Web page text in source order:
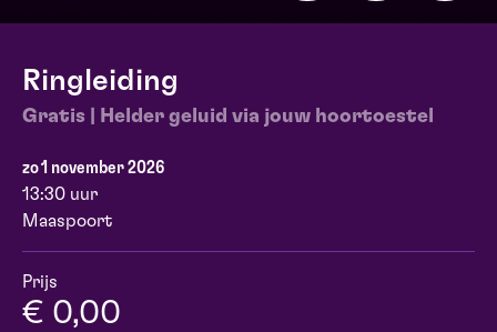
Ringleiding
Gratis | Helder geluid via jouw hoortoestel
zo 1 november 2026
13:30 uur
Maaspoort
Prijs
€ 0,00